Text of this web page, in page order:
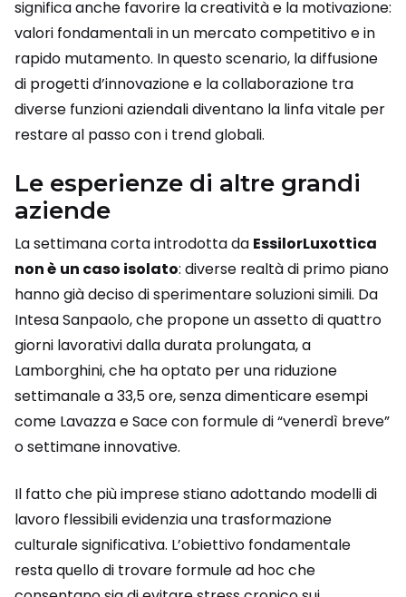
significa anche favorire la creatività e la motivazione:
valori fondamentali in un mercato competitivo e in
rapido mutamento. In questo scenario, la diffusione
di progetti d’innovazione e la collaborazione tra
diverse funzioni aziendali diventano la linfa vitale per
restare al passo con i trend globali.
Le esperienze di altre grandi
aziende
La settimana corta introdotta da EssilorLuxottica
non è un caso isolato: diverse realtà di primo piano
hanno già deciso di sperimentare soluzioni simili. Da
Intesa Sanpaolo, che propone un assetto di quattro
giorni lavorativi dalla durata prolungata, a
Lamborghini, che ha optato per una riduzione
settimanale a 33,5 ore, senza dimenticare esempi
come Lavazza e Sace con formule di “venerdì breve”
o settimane innovative.
Il fatto che più imprese stiano adottando modelli di
lavoro flessibili evidenzia una trasformazione
culturale significativa. L’obiettivo fondamentale
resta quello di trovare formule ad hoc che